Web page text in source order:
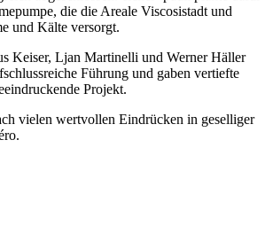
die die Areale Viscosistadt und
und Kälte versorgt.
Keiser, Ljan Martinelli und Werner Häller
Führung und gaben vertiefte
Projekt.
vielen wertvollen Eindrücken in geselliger